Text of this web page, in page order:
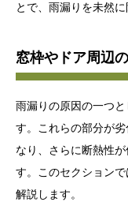
とで、雨漏りを未然に
窓枠やドア周辺
雨漏りの原因の一つ
す。これらの部分が
なり、さらに断熱性
す。このセクション
解説します。